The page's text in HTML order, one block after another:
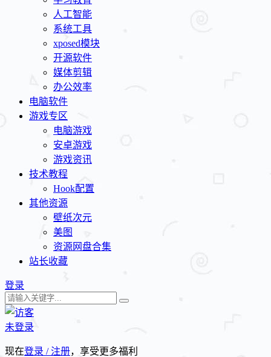
人工智能
系统工具
xposed模块
开源软件
媒体剪辑
办公效率
电脑软件
游戏专区
电脑游戏
安卓游戏
游戏资讯
技术教程
Hook配置
其他资源
壁纸次元
美图
资源网盘合集
站长收藏
登录
未登录
现在登录 / 注册，享受更多福利